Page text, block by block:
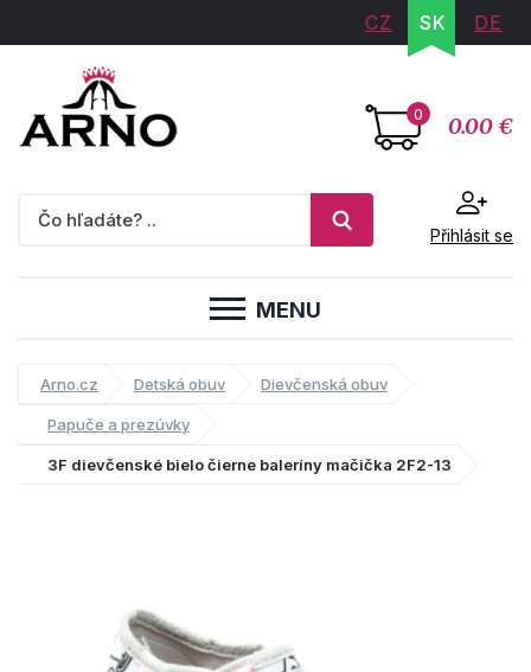
CZ SK DE
0 0.00 €
Přihlásit se
MENU
Arno.cz Detská obuv Dievčenská obuv
Papuče a prezúvky
3F dievčenské bielo čierne baleríny mačička 2F2-13